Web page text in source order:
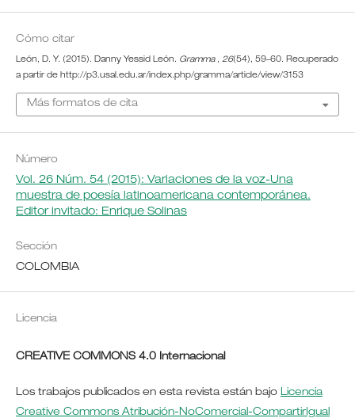
Cómo citar
León, D. Y. (2015). Danny Yessid León. Gramma , 26(54), 59–60. Recuperado
a partir de http://p3.usal.edu.ar/index.php/gramma/article/view/3153
Más formatos de cita
Número
Vol. 26 Núm. 54 (2015): Variaciones de la voz-Una
muestra de poesía latinoamericana contemporánea.
Editor invitado: Enrique Solinas
Sección
COLOMBIA
Licencia
CREATIVE COMMONS 4.0 Internacional
Los trabajos publicados en esta revista están bajo Licencia
Creative Commons Atribución-NoComercial-CompartirIgual